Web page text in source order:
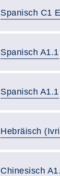
Spanisch C1
Spanisch A1.1
Spanisch A1.1
Hebräisch
Chinesisch